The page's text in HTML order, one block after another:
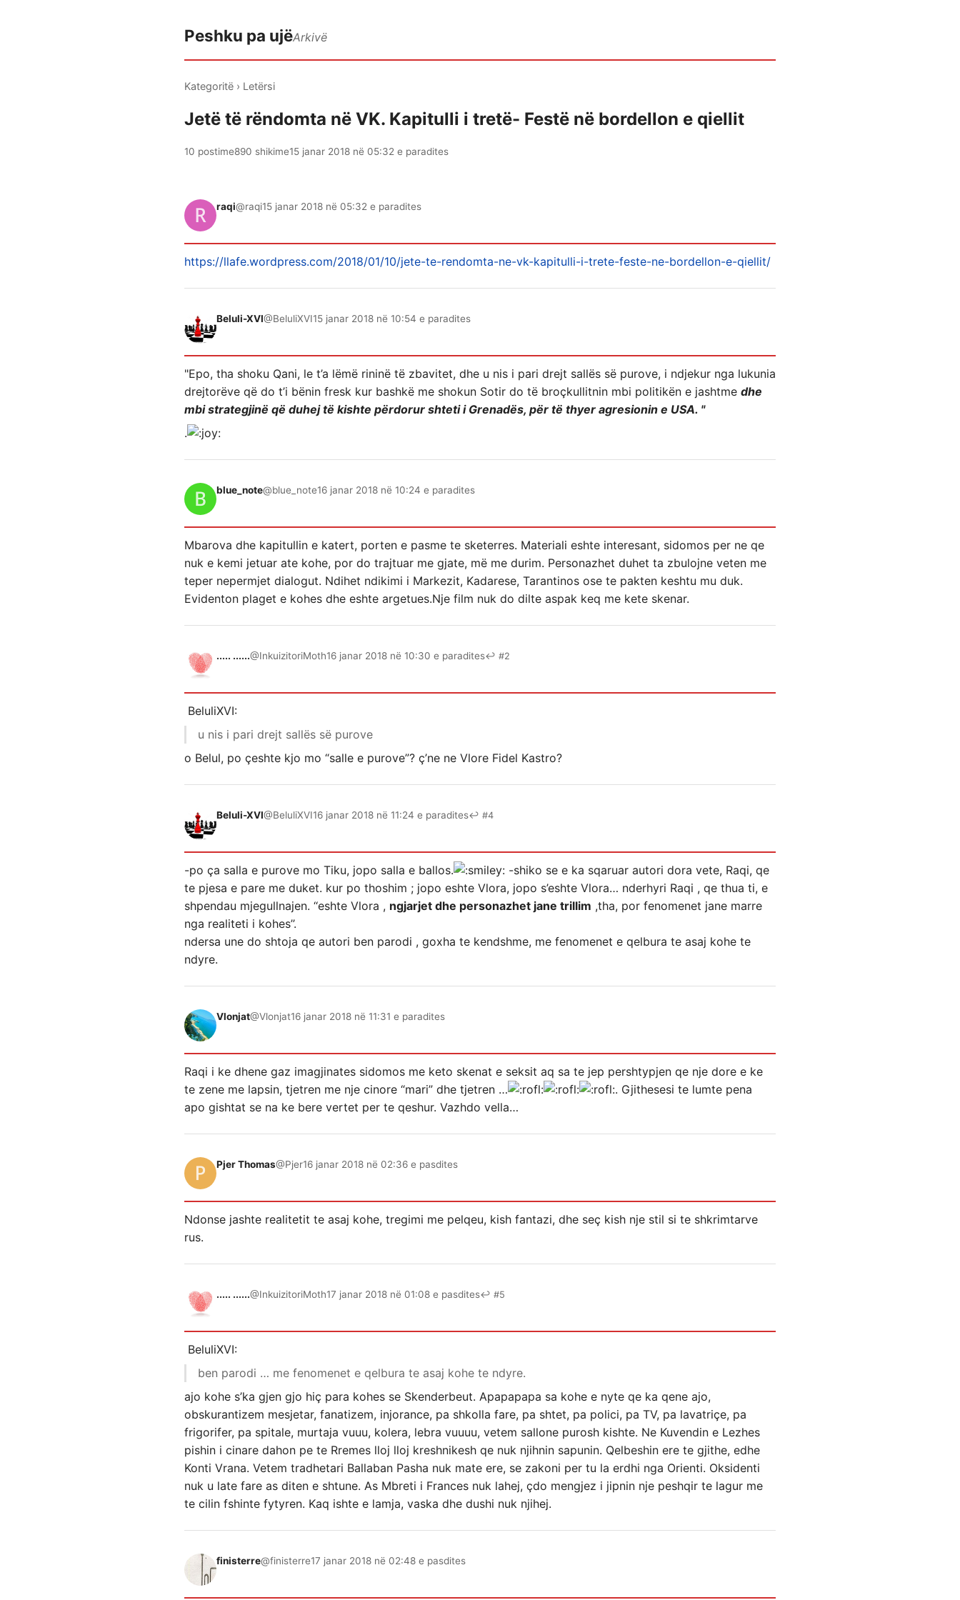
Peshku pa ujëArkivë
Kategoritë › Letërsi
Jetë të rëndomta në VK. Kapitulli i tretë- Festë në bordellon e qiellit
10 postime890 shikime15 janar 2018 në 05:32 e paradites
raqi@raqi15 janar 2018 në 05:32 e paradites
https://llafe.wordpress.com/2018/01/10/jete-te-rendomta-ne-vk-kapitulli-i-trete-feste-ne-bordellon-e-qiellit/
Beluli-XVI@BeluliXVI15 janar 2018 në 10:54 e paradites
"Epo, tha shoku Qani, le t’a lëmë rininë të zbavitet, dhe u nis i pari drejt sallës së purove, i ndjekur nga lukunia
drejtorëve që do t’i bënin fresk kur bashkë me shokun Sotir do të broçkullitnin mbi politikën e jashtme dhe
mbi strategjinë që duhej të kishte përdorur shteti i Grenadës, për të thyer agresionin e USA. "
.
blue_note@blue_note16 janar 2018 në 10:24 e paradites
Mbarova dhe kapitullin e katert, porten e pasme te sketerres. Materiali eshte interesant, sidomos per ne qe
nuk e kemi jetuar ate kohe, por do trajtuar me gjate, më me durim. Personazhet duhet ta zbulojne veten me
teper nepermjet dialogut. Ndihet ndikimi i Markezit, Kadarese, Tarantinos ose te pakten keshtu mu duk.
Evidenton plaget e kohes dhe eshte argetues.Nje film nuk do dilte aspak keq me kete skenar.
..... ......@InkuizitoriMoth16 janar 2018 në 10:30 e paradites↩ #2
BeluliXVI:
u nis i pari drejt sallës së purove
o Belul, po çeshte kjo mo “salle e purove”? ç’ne ne Vlore Fidel Kastro?
Beluli-XVI@BeluliXVI16 janar 2018 në 11:24 e paradites↩ #4
-po ça salla e purove mo Tiku, jopo salla e ballos.
-shiko se e ka sqaruar autori dora vete, Raqi, qe
te pjesa e pare me duket. kur po thoshim ; jopo eshte Vlora, jopo s’eshte Vlora… nderhyri Raqi , qe thua ti, e
shpendau mjegullnajen. ‘‘eshte Vlora , ngjarjet dhe personazhet jane trillim ,tha, por fenomenet jane marre
nga realiteti i kohes’’.
ndersa une do shtoja qe autori ben parodi , goxha te kendshme, me fenomenet e qelbura te asaj kohe te
ndyre.
Vlonjat@Vlonjat16 janar 2018 në 11:31 e paradites
Raqi i ke dhene gaz imagjinates sidomos me keto skenat e seksit aq sa te jep pershtypjen qe nje dore e ke
te zene me lapsin, tjetren me nje cinore “mari” dhe tjetren …
. Gjithesesi te lumte pena
apo gishtat se na ke bere vertet per te qeshur. Vazhdo vella…
Pjer Thomas@Pjer16 janar 2018 në 02:36 e pasdites
Ndonse jashte realitetit te asaj kohe, tregimi me pelqeu, kish fantazi, dhe seç kish nje stil si te shkrimtarve
rus.
..... ......@InkuizitoriMoth17 janar 2018 në 01:08 e pasdites↩ #5
BeluliXVI:
ben parodi … me fenomenet e qelbura te asaj kohe te ndyre.
ajo kohe s’ka gjen gjo hiç para kohes se Skenderbeut. Apapapapa sa kohe e nyte qe ka qene ajo,
obskurantizem mesjetar, fanatizem, injorance, pa shkolla fare, pa shtet, pa polici, pa TV, pa lavatriçe, pa
frigorifer, pa spitale, murtaja vuuu, kolera, lebra vuuuu, vetem sallone purosh kishte. Ne Kuvendin e Lezhes
pishin i cinare dahon pe te Rremes lloj lloj kreshnikesh qe nuk njihnin sapunin. Qelbeshin ere te gjithe, edhe
Konti Vrana. Vetem tradhetari Ballaban Pasha nuk mate ere, se zakoni per tu la erdhi nga Orienti. Oksidenti
nuk u late fare as diten e shtune. As Mbreti i Frances nuk lahej, çdo mengjez i jipnin nje peshqir te lagur me
te cilin fshinte fytyren. Kaq ishte e lamja, vaska dhe dushi nuk njihej.
finisterre@finisterre17 janar 2018 në 02:48 e pasdites